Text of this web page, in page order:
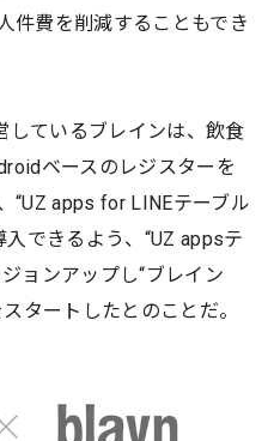
件費を削減することもでき
しているブレインは、飲食
ベースのレジスターを
“UZ apps for LINEテーブル
できるよう、“UZ appsテ
ョンアップし“ブレイン
タートしたとのことだ。